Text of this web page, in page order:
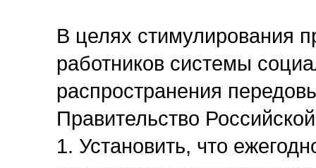
В целях стимулирования
работников системы
распространения
Правительство
1. Установить, что